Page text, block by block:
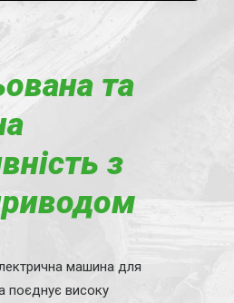
та
з
машина для
поєднує високу